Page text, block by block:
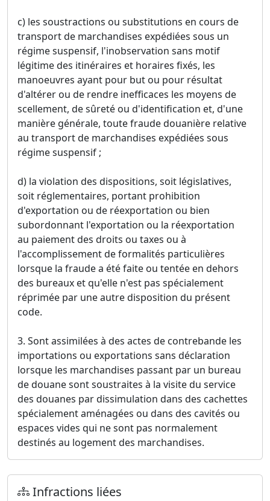
c) les soustractions ou substitutions en cours de
transport de marchandises expédiées sous un
régime suspensif, l'inobservation sans motif
légitime des itinéraires et horaires fixés, les
manoeuvres ayant pour but ou pour résultat
d'altérer ou de rendre inefficaces les moyens de
scellement, de sûreté ou d'identification et, d'une
manière générale, toute fraude douanière relative
au transport de marchandises expédiées sous
régime suspensif ;
d) la violation des dispositions, soit législatives,
soit réglementaires, portant prohibition
d'exportation ou de réexportation ou bien
subordonnant l'exportation ou la réexportation
au paiement des droits ou taxes ou à
l'accomplissement de formalités particulières
lorsque la fraude a été faite ou tentée en dehors
des bureaux et qu'elle n'est pas spécialement
réprimée par une autre disposition du présent
code.
3. Sont assimilées à des actes de contrebande les
importations ou exportations sans déclaration
lorsque les marchandises passant par un bureau
de douane sont soustraites à la visite du service
des douanes par dissimulation dans des cachettes
spécialement aménagées ou dans des cavités ou
espaces vides qui ne sont pas normalement
destinés au logement des marchandises.
Infractions liées